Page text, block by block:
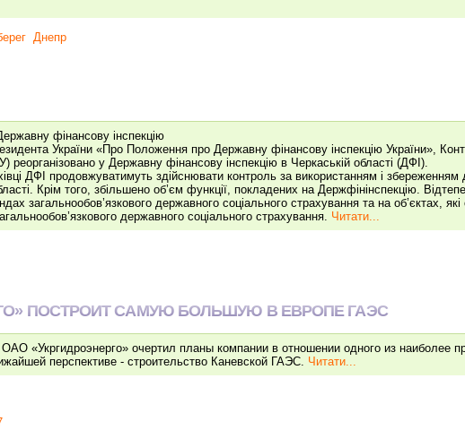
Днепр
фінансову інспекцію
України «Про Положення про Державну фінансову інспекцію України»,
реорганізовано у Державну фінансову інспекцію в Черкаській області (ДФІ).
ДФІ продовжуватимуть здійснювати контроль за використанням і
Крім того, збільшено об’єм функції, покладених на Держфінінспекцію.
загальнообов’язкового державного соціального страхування та на об’єктах,
державного соціального страхування. Читати...
ПОСТРОИТ САМУЮ БОЛЬШУЮ В ЕВРОПЕ ГАЭС
ОАО «Укргидроэнерго» очертил планы компании в отношении одного из наиболее
перспективе - строительство Каневской ГАЭС. Читати...